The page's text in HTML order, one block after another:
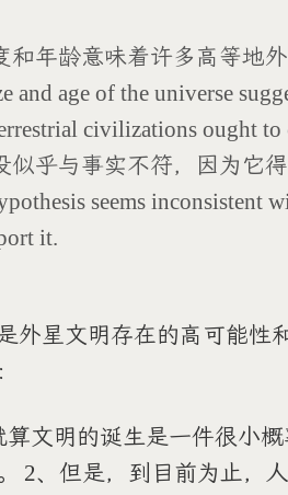
和年龄意味着许多高等地
and age of the universe
civilizations ought to
似乎与事实不符，因为它
seems inconsistent
it.
外星文明存在的高可能性
算文明的诞生是一件很小
2、但是，到目前为止，